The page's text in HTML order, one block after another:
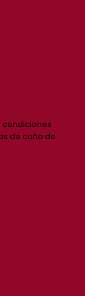
condiciones
de caña de